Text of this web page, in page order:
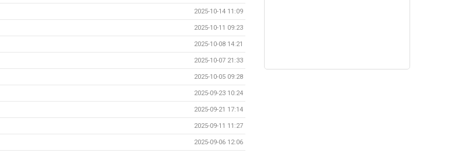
2025-10-14 11:09
2025-10-11 09:23
2025-10-08 14:21
2025-10-07 21:33
2025-10-05 09:28
2025-09-23 10:24
2025-09-21 17:14
2025-09-11 11:27
2025-09-06 12:06